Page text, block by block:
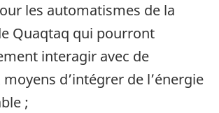
les automatismes de la
Quaqtaq qui pourront
interagir avec de
d’intégrer de l’énergie
;